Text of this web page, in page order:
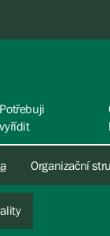
Potřebuji
vyřídit
Organizační